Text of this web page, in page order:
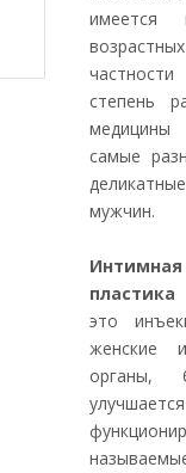
имеется
степень
самые
мужчин.
пластика
это
женские
органы,